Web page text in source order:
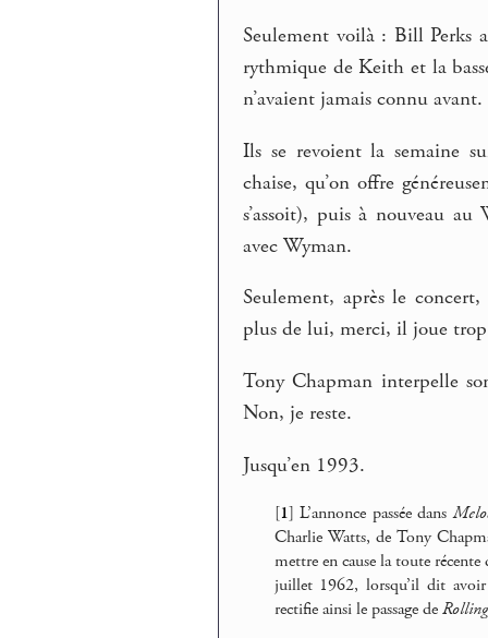
Seulement voilà : Bill Perks
rythmique de Keith et la
n’avaient jamais connu
Ils se revoient la semaine
chaise, qu’on offre
s’assoit), puis à nouveau
avec Wyman.
Seulement, après le
plus de lui, merci, il joue trop
Tony Chapman interpelle
Non, je reste.
Jusqu’en 1993.
[1]L’annonce passée dans
Charlie Watts, de Tony
mettre en cause la toute
juillet 1962, lorsqu’il dit
rectifie ainsi le passage de